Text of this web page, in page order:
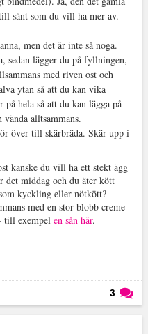
sånt som du vill ha mer av.
men det är inte så noga.
sedan lägger du på fyllningen,
med riven ost och
ytan så att du kan vika
hela så att du kan lägga på
alltsammans.
över till skärbräda. Skär upp i
kanske du vill ha ett stekt ägg
det middag och du äter kött
kyckling eller nötkött?
med en stor blobb creme
till exempel en sån här.
3